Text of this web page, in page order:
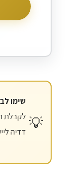
שימו
לקבלת
דדיה